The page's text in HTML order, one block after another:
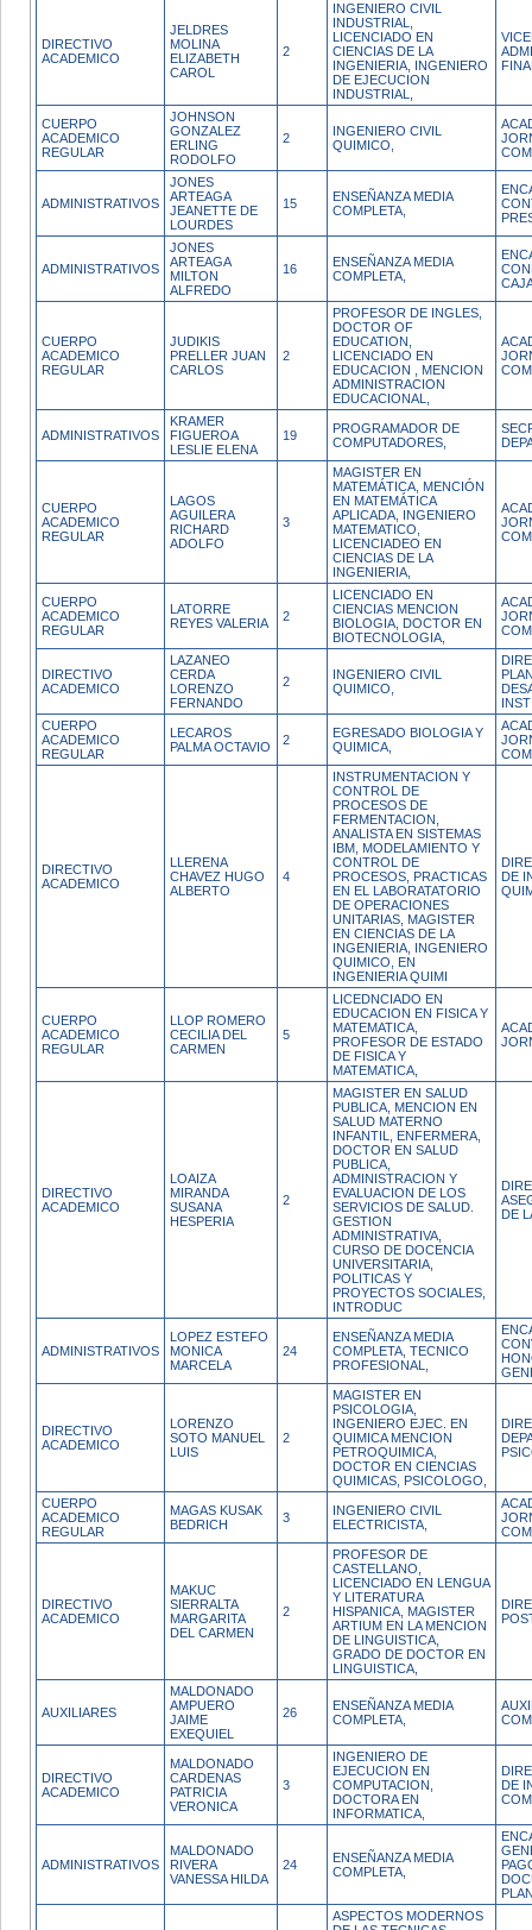
DIRECTIVO
ACADEMICO
JELDRES
MOLINA
ELIZABETH
CAROL
2
INGENIERO CIVIL
INDUSTRIAL,
LICENCIADO EN
CIENCIAS DE LA
INGENIERIA, INGENIERO
DE EJECUCION
INDUSTRIAL,
CUERPO
ACADEMICO
REGULAR
JOHNSON
GONZALEZ
ERLING
RODOLFO
2
INGENIERO CIVIL
QUIMICO,
ADMINISTRATIVOS
JONES
ARTEAGA
JEANETTE DE
LOURDES
15
ENSEÑANZA MEDIA
COMPLETA,
ADMINISTRATIVOS
JONES
ARTEAGA
MILTON
ALFREDO
16
ENSEÑANZA MEDIA
COMPLETA,
CUERPO
ACADEMICO
REGULAR
JUDIKIS
PRELLER JUAN
CARLOS
2
PROFESOR DE INGLES,
DOCTOR OF
EDUCATION,
LICENCIADO EN
EDUCACION , MENCION
ADMINISTRACION
EDUCACIONAL,
ADMINISTRATIVOS
KRAMER
FIGUEROA
LESLIE ELENA
19
PROGRAMADOR DE
COMPUTADORES,
CUERPO
ACADEMICO
REGULAR
LAGOS
AGUILERA
RICHARD
ADOLFO
3
MAGISTER EN
MATEMÁTICA, MENCIÓN
EN MATEMÁTICA
APLICADA, INGENIERO
MATEMATICO,
LICENCIADEO EN
CIENCIAS DE LA
INGENIERIA,
CUERPO
ACADEMICO
REGULAR
LATORRE
REYES VALERIA
2
LICENCIADO EN
CIENCIAS MENCION
BIOLOGIA, DOCTOR EN
BIOTECNOLOGIA,
DIRECTIVO
ACADEMICO
LAZANEO
CERDA
LORENZO
FERNANDO
2
INGENIERO CIVIL
QUIMICO,
CUERPO
ACADEMICO
REGULAR
LECAROS
PALMA OCTAVIO
2
EGRESADO BIOLOGIA Y
QUIMICA,
DIRECTIVO
ACADEMICO
LLERENA
CHAVEZ HUGO
ALBERTO
4
INSTRUMENTACION Y
CONTROL DE
PROCESOS DE
FERMENTACION,
ANALISTA EN SISTEMAS
IBM, MODELAMIENTO Y
CONTROL DE
PROCESOS, PRACTICAS
EN EL LABORATATORIO
DE OPERACIONES
UNITARIAS, MAGISTER
EN CIENCIAS DE LA
INGENIERIA, INGENIERO
QUIMICO, EN
INGENIERIA QUIMI
DE
CUERPO
ACADEMICO
REGULAR
LLOP ROMERO
CECILIA DEL
CARMEN
5
LICEDNCIADO EN
EDUCACION EN FISICA Y
MATEMATICA,
PROFESOR DE ESTADO
DE FISICA Y
MATEMATICA,
DIRECTIVO
ACADEMICO
LOAIZA
MIRANDA
SUSANA
HESPERIA
2
MAGISTER EN SALUD
PUBLICA, MENCION EN
SALUD MATERNO
INFANTIL, ENFERMERA,
DOCTOR EN SALUD
PUBLICA,
ADMINISTRACION Y
EVALUACION DE LOS
SERVICIOS DE SALUD.
GESTION
ADMINISTRATIVA,
CURSO DE DOCENCIA
UNIVERSITARIA,
POLITICAS Y
PROYECTOS SOCIALES,
INTRODUC
DE
ADMINISTRATIVOS
LOPEZ ESTEFO
MONICA
MARCELA
24
ENSEÑANZA MEDIA
COMPLETA, TECNICO
PROFESIONAL,
DIRECTIVO
ACADEMICO
LORENZO
SOTO MANUEL
LUIS
2
MAGISTER EN
PSICOLOGIA,
INGENIERO EJEC. EN
QUIMICA MENCION
PETROQUIMICA,
DOCTOR EN CIENCIAS
QUIMICAS, PSICOLOGO,
CUERPO
ACADEMICO
REGULAR
MAGAS KUSAK
BEDRICH
3
INGENIERO CIVIL
ELECTRICISTA,
DIRECTIVO
ACADEMICO
MAKUC
SIERRALTA
MARGARITA
DEL CARMEN
2
PROFESOR DE
CASTELLANO,
LICENCIADO EN LENGUA
Y LITERATURA
HISPANICA, MAGISTER
ARTIUM EN LA MENCION
DE LINGUISTICA,
GRADO DE DOCTOR EN
LINGUISTICA,
AUXILIARES
MALDONADO
AMPUERO
JAIME
EXEQUIEL
26
ENSEÑANZA MEDIA
COMPLETA,
DIRECTIVO
ACADEMICO
MALDONADO
CARDENAS
PATRICIA
VERONICA
3
INGENIERO DE
EJECUCION EN
COMPUTACION,
DOCTORA EN
INFORMATICA,
DE
ADMINISTRATIVOS
MALDONADO
RIVERA
VANESSA HILDA
24
ENSEÑANZA MEDIA
COMPLETA,
ASPECTOS MODERNOS